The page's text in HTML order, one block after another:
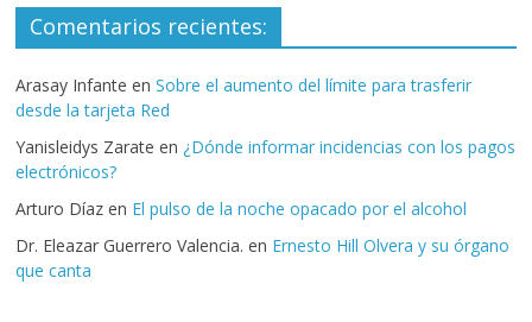
Comentarios recientes:
Arasay Infante enSobre el aumento del límite para trasferir
desde la tarjeta Red
Yanisleidys Zarate en ¿Dónde informar incidencias con los pagos
electrónicos?
Arturo Díaz en El pulso de la noche opacado por el alcohol
Dr. Eleazar Guerrero Valencia. en Ernesto Hill Olvera y su órgano
que canta